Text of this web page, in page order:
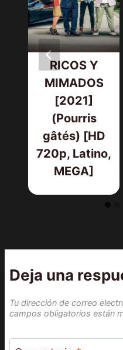
RICOS Y
MIMADOS
[2021]
(Pourris
gâtés) [HD
720p, Latino,
MEGA]
Deja una
Tu dirección de correo
campos obligatorios están